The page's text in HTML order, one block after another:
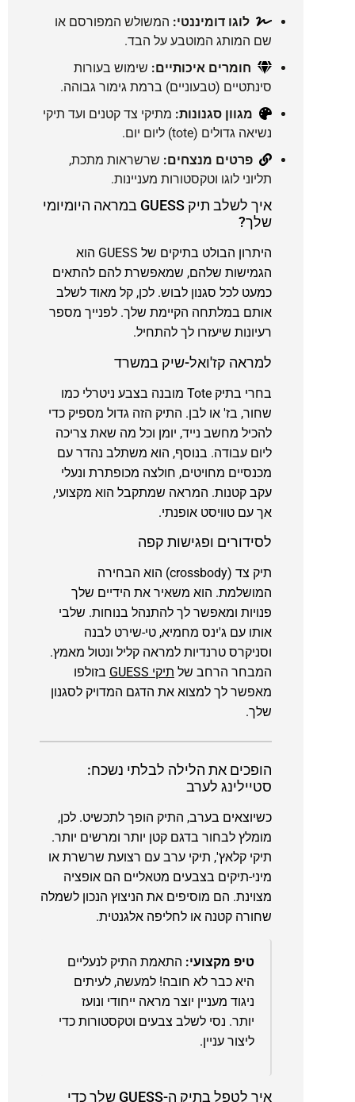
לוגו דומיננטי: המשולש המפורסם או
שם המותג המוטבע על הבד.
חומרים איכותיים: שימוש בעורות
סינתטיים (טבעוניים) ברמת גימור גבוהה.
מגוון סגנונות: מתיקי צד קטנים ועד תיקי
נשיאה גדולים (tote) ליום יום.
פרטים מנצחים: שרשראות מתכת,
תליוני לוגו וטקסטורות מעניינות.
איך לשלב תיק GUESS במראה היומיומי
שלך?
היתרון הבולט בתיקים של GUESS הוא
הגמישות שלהם, שמאפשרת להם להתאים
כמעט לכל סגנון לבוש. לכן, קל מאוד לשלב
אותם במלתחה הקיימת שלך. לפנייך מספר
רעיונות שיעזרו לך להתחיל.
למראה קז'ואל-שיק במשרד
בחרי בתיק Tote מובנה בצבע ניטרלי כמו
שחור, בז' או לבן. התיק הזה גדול מספיק כדי
להכיל מחשב נייד, יומן וכל מה שאת צריכה
ליום עבודה. בנוסף, הוא משתלב נהדר עם
מכנסיים מחויטים, חולצה מכופתרת ונעלי
עקב קטנות. המראה שמתקבל הוא מקצועי,
אך עם טוויסט אופנתי.
לסידורים ופגישות קפה
תיק צד (crossbody) הוא הבחירה
המושלמת. הוא משאיר את הידיים שלך
פנויות ומאפשר לך להתנהל בנוחות. שלבי
אותו עם ג'ינס מחמיא, טי-שירט לבנה
וסניקרס טרנדיות למראה קליל ונטול מאמץ.
המבחר הרחב של תיקי GUESS
בזולפו
מאפשר לך למצוא את הדגם המדויק לסגנון
שלך.
הופכים את הלילה לבלתי נשכח:
סטיילינג לערב
כשיוצאים בערב, התיק הופך לתכשיט. לכן,
מומלץ לבחור בדגם קטן יותר ומרשים יותר.
תיקי קלאץ', תיקי ערב עם רצועת שרשרת או
מיני-תיקים בצבעים מטאליים הם אופציה
מצוינת. הם מוסיפים את הניצוץ הנכון לשמלה
שחורה קטנה או לחליפה אלגנטית.
טיפ מקצועי: התאמת התיק לנעליים
היא כבר לא חובה! למעשה, לעיתים
ניגוד מעניין יוצר מראה ייחודי ונועז
יותר. נסי לשלב צבעים וטקסטורות כדי
ליצור עניין.
איך לטפל בתיק ה-GUESS שלך כדי